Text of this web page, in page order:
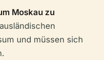
Moskau zu
und müssen sich